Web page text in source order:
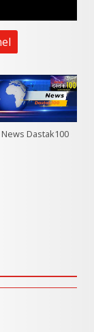
News Dastak100